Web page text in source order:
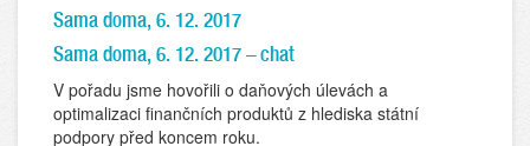
Sama doma, 6. 12. 2017
Sama doma, 6. 12. 2017 – chat
V pořadu jsme hovořili o daňových úlevách a
optimalizaci finančních produktů z hlediska státní
podpory před koncem roku.